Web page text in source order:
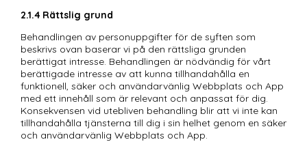
2.1.4	Rättslig grund
Behandlingen av personuppgifter för de syften som
beskrivs ovan baserar vi på den rättsliga grunden
berättigat intresse. Behandlingen är nödvändig för vårt
berättigade intresse av att kunna tillhandahålla en
funktionell, säker och användarvänlig Webbplats och App
med ett innehåll som är relevant och anpassat för dig.
Konsekvensen vid utebliven behandling blir att vi inte kan
tillhandahålla tjänsterna till dig i sin helhet genom en säker
och användarvänlig Webbplats och App.